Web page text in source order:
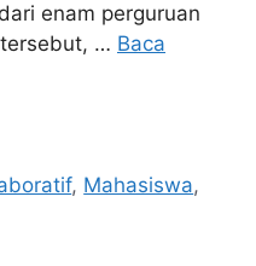
enam perguruan
… Baca
, Mahasiswa,